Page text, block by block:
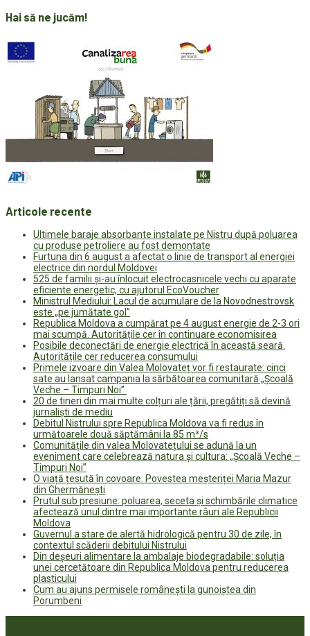
Hai să ne jucăm!
Articole recente
Ultimele baraje absorbante instalate pe Nistru după poluarea
cu produse petroliere au fost demontate
Furtuna din 6 august a afectat o linie de transport al energiei
electrice din nordul Moldovei
525 de familii și-au înlocuit electrocasnicele vechi cu aparate
eficiente energetic, cu ajutorul EcoVoucher
Ministrul Mediului: Lacul de acumulare de la Novodnestrovsk
este „pe jumătate gol”
Republica Moldova a cumpărat pe 4 august energie de 2-3 ori
mai scumpă. Autoritățile cer în continuare economisirea
Posibile deconectări de energie electrică în această seară.
Autoritățile cer reducerea consumului
Primele izvoare din Valea Molovateț vor fi restaurate: cinci
sate au lansat campania la sărbătoarea comunitară „Școală
Veche – Timpuri Noi”
20 de tineri din mai multe colțuri ale țării, pregătiți să devină
jurnaliști de mediu
Debitul Nistrului spre Republica Moldova va fi redus în
următoarele două săptămâni la 85 m³/s
Comunitățile din valea Molovatețului se adună la un
eveniment care celebrează natura și cultura: „Școală Veche –
Timpuri Noi”
O viață țesută în covoare. Povestea meșteriței Maria Mazur
din Ghermănești
Prutul sub presiune: poluarea, seceta și schimbările climatice
afectează unul dintre mai importante râuri ale Republicii
Moldova
Guvernul a stare de alertă hidrologică pentru 30 de zile, în
contextul scăderii debitului Nistrului
Din deșeuri alimentare la ambalaje biodegradabile: soluția
unei cercetătoare din Republica Moldova pentru reducerea
plasticului
Cum au ajuns permisele românești la gunoiștea din
Porumbeni